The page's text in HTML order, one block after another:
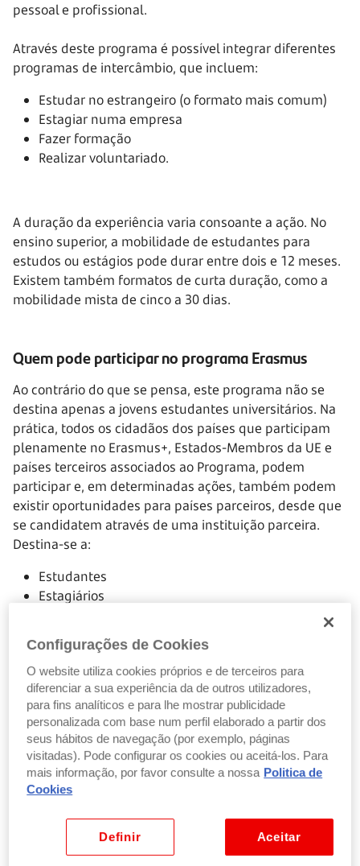
pessoal e profissional.
Através deste programa é possível integrar diferentes
programas de intercâmbio, que incluem:
Estudar no estrangeiro (o formato mais comum)
Estagiar numa empresa
Fazer formação
Realizar voluntariado.
A duração da experiência varia consoante a ação. No
ensino superior, a mobilidade de estudantes para
estudos ou estágios pode durar entre dois e 12 meses.
Existem também formatos de curta duração, como a
mobilidade mista de cinco a 30 dias.
Quem pode participar no programa Erasmus
Ao contrário do que se pensa, este programa não se
destina apenas a jovens estudantes universitários. Na
prática, todos os cidadãos dos países que participam
plenamente no Erasmus+, Estados-Membros da UE e
países terceiros associados ao Programa, podem
participar e, em determinadas ações, também podem
existir oportunidades para países parceiros, desde que
se candidatem através de uma instituição parceira.
Destina-se a:
Estudantes
Estagiários
Formandos
Adultos
Jovens
Voluntários
Professores
Docentes
Formadores
Animadores de juventude
Configurações de Cookies
O website utiliza cookies próprios e de terceiros para
diferenciar a sua experiência da de outros utilizadores,
para fins analíticos e para lhe mostrar publicidade
personalizada com base num perfil elaborado a partir dos
seus hábitos de navegação (por exemplo, páginas
visitadas). Pode configurar os cookies ou aceitá-los. Para
mais informação, por favor consulte a nossa Politica de
Cookies
Aceitar
Definir